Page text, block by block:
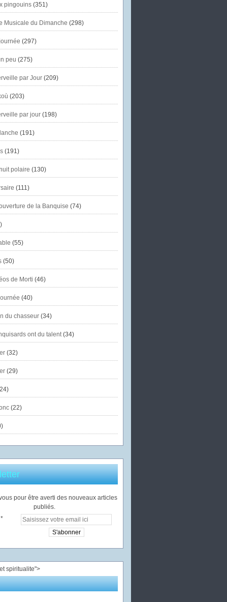
pingouins(351)
Musicale du Dimanche (298)
(297)
peu (275)
par Jour(209)
(203)
par jour(198)
(191)
(191)
polaire (130)
(111)
de la Banquise (74)
(55)
(50)
de Morti (46)
(40)
du chasseur(34)
ont du talent(34)
(32)
(29)
(22)
pour être averti des nouveaux articles
publiés.
">